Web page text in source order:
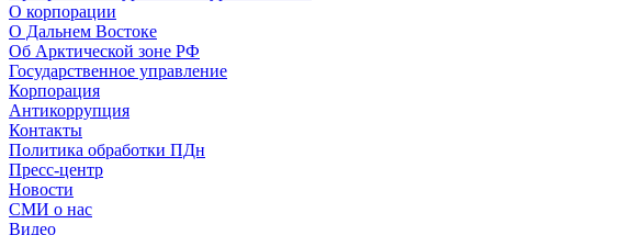
О корпорации
О Дальнем Востоке
Об Арктической зоне РФ
Государственное управление
Корпорация
Антикоррупция
Контакты
Политика обработки ПДн
Пресс-центр
Новости
СМИ о нас
Видео